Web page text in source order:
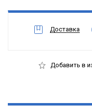
Доставка
Добавить в